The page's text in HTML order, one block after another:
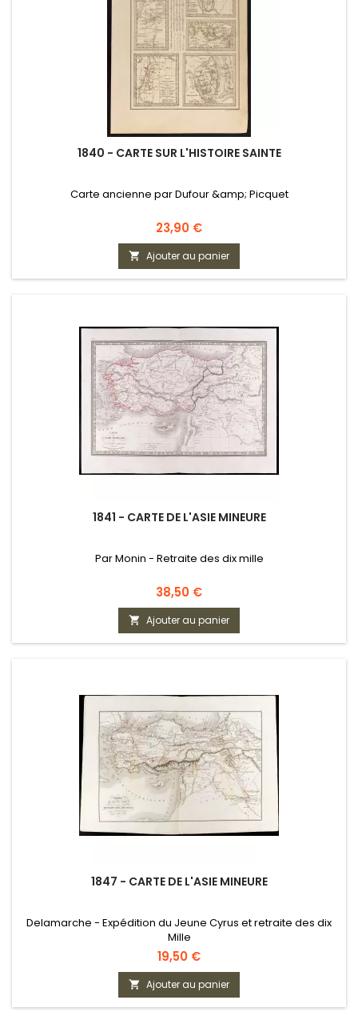
1840 - CARTE SUR L'HISTOIRE SAINTE
Carte ancienne par Dufour &amp; Picquet
Prix
23,90 €
 Ajouter au panier
1841 - CARTE DE L'ASIE MINEURE
Par Monin - Retraite des dix mille
Prix
38,50 €
 Ajouter au panier
1847 - CARTE DE L'ASIE MINEURE
Delamarche - Expédition du Jeune Cyrus et retraite des dix
Mille
Prix
19,50 €
 Ajouter au panier